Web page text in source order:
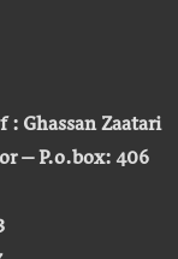
Ghassan Zaatari
– P.o.box: 406